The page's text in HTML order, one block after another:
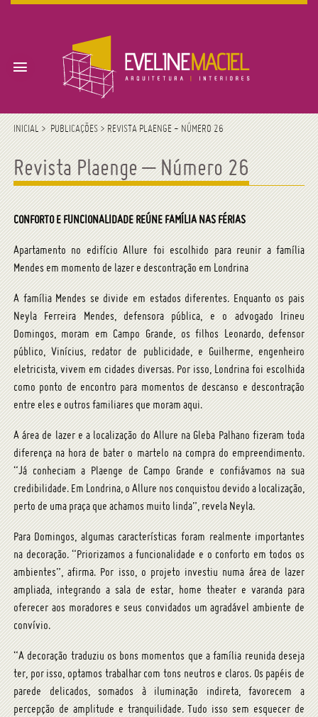
Eveline Maciel –
Arquitetura, Interiores
e Imóveis – Londrina e
região
INICIAL>PUBLICAÇÕES>REVISTA PLAENGE - NÚMERO 26
Revista Plaenge – Número 26
CONFORTO E FUNCIONALIDADE REÚNE FAMÍLIA NAS FÉRIAS
Apartamento no edifício Allure foi escolhido para reunir a família
Mendes em momento de lazer e descontração em Londrina
A família Mendes se divide em estados diferentes. Enquanto os pais
Neyla Ferreira Mendes, defensora pública, e o advogado Irineu
Domingos, moram em Campo Grande, os filhos Leonardo, defensor
público, Vinícius, redator de publicidade, e Guilherme, engenheiro
eletricista, vivem em cidades diversas. Por isso, Londrina foi escolhida
como ponto de encontro para momentos de descanso e descontração
entre eles e outros familiares que moram aqui.
A área de lazer e a localização do Allure na Gleba Palhano fizeram toda
diferença na hora de bater o martelo na compra do empreendimento.
“Já conheciam a Plaenge de Campo Grande e confiávamos na sua
credibilidade. Em Londrina, o Allure nos conquistou devido a localização,
perto de uma praça que achamos muito linda”, revela Neyla.
Para Domingos, algumas características foram realmente importantes
na decoração. “Priorizamos a funcionalidade e o conforto em todos os
ambientes”, afirma. Por isso, o projeto investiu numa área de lazer
ampliada, integrando a sala de estar, home theater e varanda para
oferecer aos moradores e seus convidados um agradável ambiente de
convívio.
“A decoração traduziu os bons momentos que a família reunida deseja
ter, por isso, optamos trabalhar com tons neutros e claros. Os papéis de
parede delicados, somados à iluminação indireta, favorecem a
percepção de amplitude e tranquilidade. Tudo isso sem esquecer de